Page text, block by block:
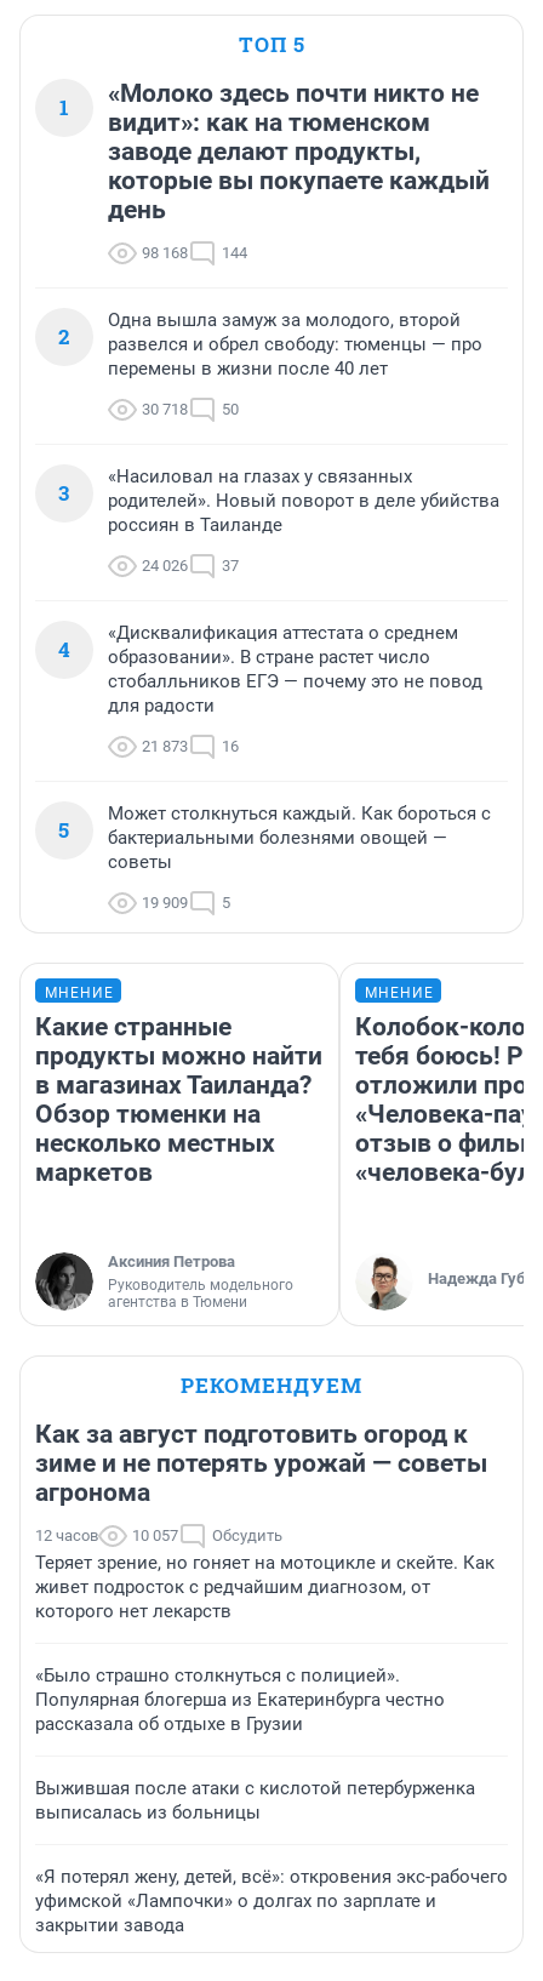
ТОП 5
1
«Молоко здесь почти никто не
видит»: как на тюменском
заводе делают продукты,
которые вы покупаете каждый
день
98 168 144
2
Одна вышла замуж за молодого, второй
развелся и обрел свободу: тюменцы — про
перемены в жизни после 40 лет
30 718 50
3
«Насиловал на глазах у связанных
родителей». Новый поворот в деле убийства
россиян в Таиланде
24 026 37
4
«Дисквалификация аттестата о среднем
образовании». В стране растет число
стобалльников ЕГЭ — почему это не повод
для радости
21 873 16
5
Может столкнуться каждый. Как бороться с
бактериальными болезнями овощей —
советы
19 909 5
МНЕНИЕ
Какие странные
продукты можно найти
в магазинах Таиланда?
Обзор тюменки на
несколько местных
маркетов
Аксиния Петрова
Руководитель модельного
агентства в Тюмени
МНЕНИЕ
Колобок-
тебя боюсь!
отложили
«Человека-
отзыв о
«человека-
Надежда
РЕКОМЕНДУЕМ
Как за август подготовить огород к
зиме и не потерять урожай — советы
агронома
12 часов 10 057 Обсудить
Теряет зрение, но гоняет на мотоцикле и скейте. Как
живет подросток с редчайшим диагнозом, от
которого нет лекарств
«Было страшно столкнуться с полицией».
Популярная блогерша из Екатеринбурга честно
рассказала об отдыхе в Грузии
Выжившая после атаки с кислотой петербурженка
выписалась из больницы
«Я потерял жену, детей, всё»: откровения экс-рабочего
уфимской «Лампочки» о долгах по зарплате и
закрытии завода